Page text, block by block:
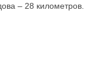
– 28 километров.